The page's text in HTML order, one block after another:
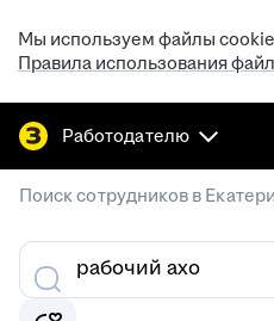
Мы используем файлы
Правила использования
Работодателю
Поиск сотрудников в